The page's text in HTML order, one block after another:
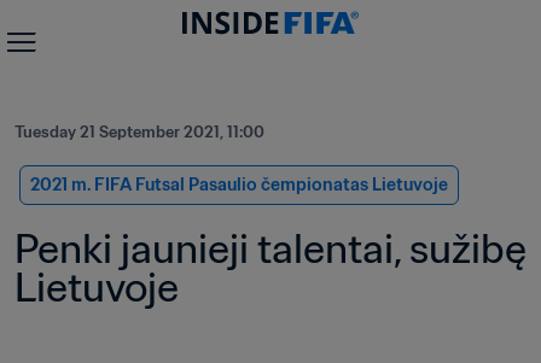
Tuesday 21 September 2021, 11:00
2021 m. FIFA Futsal Pasaulio čempionatas Lietuvoje
Penki jaunieji talentai, sužibę
Lietuvoje